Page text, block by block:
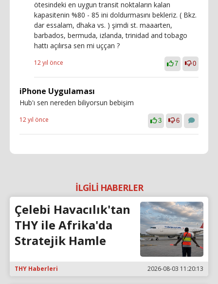
ötesindeki en uygun transit noktaların kalan
kapasitenin %80 - 85 ini doldurmasını bekleriz. ( Bkz.
dar essalam, dhaka vs. ) şimdi st. maaarten,
barbados, bermuda, izlanda, trinidad and tobago
hattı açılırsa sen mi uççan ?
12 yıl önce 7 0
iPhone Uygulaması
Hub'ı sen nereden biliyorsun bebişim
12 yıl önce 3 6
İLGİLİ HABERLER
Çelebi Havacılık'tan
THY ile Afrika'da
Stratejik Hamle
THY Haberleri 2026-08-03 11:20:13